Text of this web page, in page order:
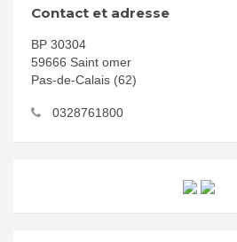
Contact et adresse
BP 30304
59666 Saint omer
Pas-de-Calais (62)
0328761800